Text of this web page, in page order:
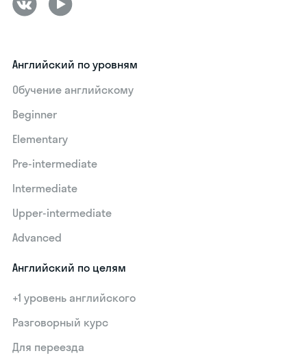
Английский по уровням
Обучение английскому
Beginner
Elementary
Pre-intermediate
Intermediate
Upper-intermediate
Advanced
Английский по целям
+1 уровень английского
Разговорный курс
Для переезда